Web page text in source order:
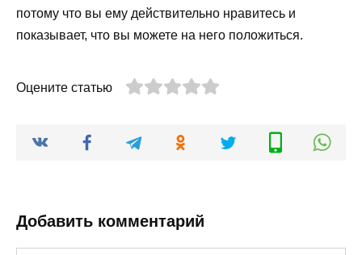
потому что вы ему действительно нравитесь и
показывает, что вы можете на него положиться.
Оцените статью
Добавить комментарий